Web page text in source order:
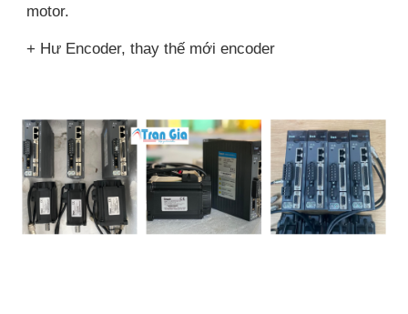
motor.
+ Hư Encoder, thay thế mới encoder